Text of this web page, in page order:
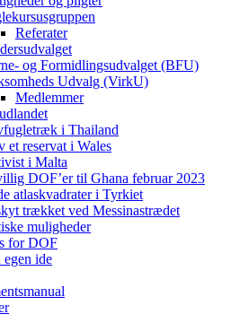
Referater
og Formidlingsudvalget (BFU)
Udvalg (VirkU)
Medlemmer
i Thailand
et reservat i Wales
i Malta
DOF’er til Ghana februar 2023
atlaskvadrater i Tyrkiet
trækket ved Messinastrædet
muligheder
for DOF
ide